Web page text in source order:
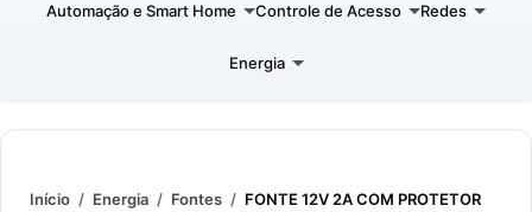
Automação e Smart Home Controle de Acesso Redes
Energia
Início / Energia / Fontes / FONTE 12V 2A COM PROTETOR